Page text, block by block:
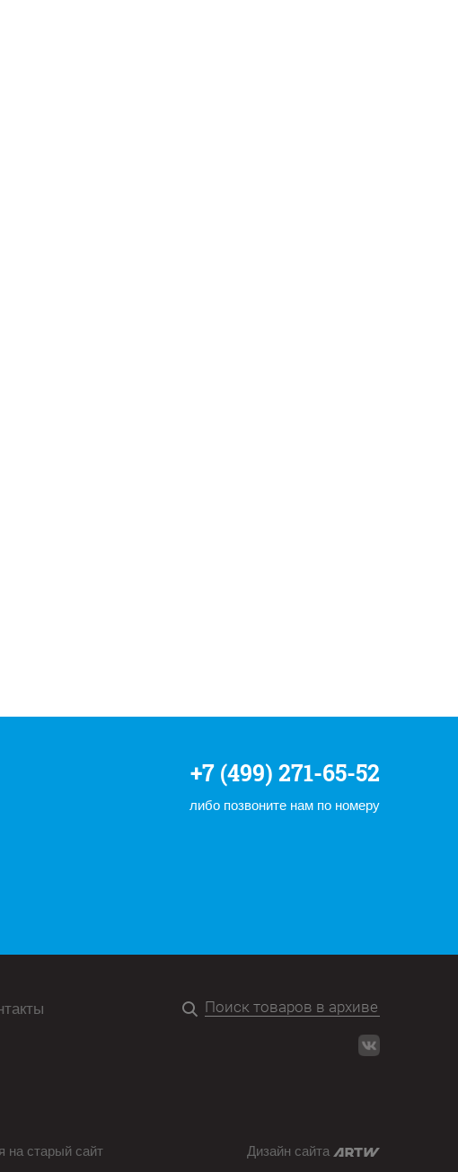
+7 (499) 271-65-52
либо позвоните нам по номеру
на старый сайт Дизайн сайта